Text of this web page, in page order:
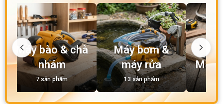
Máy bào & chà
nhám
7 sản phẩm
Máy bơm &
máy rửa
13 sản phẩm
Máy